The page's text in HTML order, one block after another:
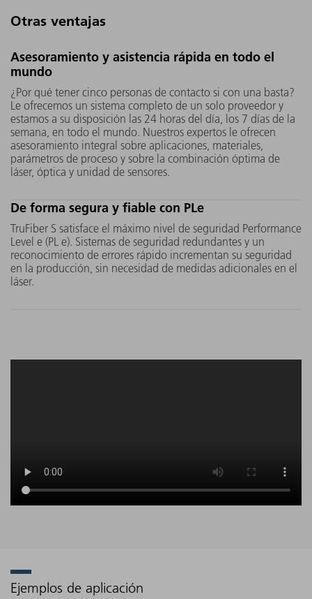
TruFiber P se ajusta a cada
aplicación concreta. Gracias a la
selección entre variantes
monomodo o multimodo,
diámetros y longitudes de fibra
adecuados, así como ópticas y
sensores apropiados, podrá
configurar el pack de solución
tareas de mecanizado.
La
cable de
permite
Otras ventajas
Asesoramiento y asistencia rápida en todo el
mundo
¿Por qué tener cinco personas de contacto si con una basta?
Le ofrecemos un sistema completo de un solo proveedor y
estamos a su disposición las 24 horas del día, los 7 días de la
semana, en todo el mundo. Nuestros expertos le ofrecen
asesoramiento integral sobre aplicaciones, materiales,
parámetros de proceso y sobre la combinación óptima de
láser, óptica y unidad de sensores.
De forma segura y fiable con PLe
TruFiber S satisface el máximo nivel de seguridad Performance
Level e (PL e). Sistemas de seguridad redundantes y un
reconocimiento de errores rápido incrementan su seguridad
en la producción, sin necesidad de medidas adicionales en el
láser.
Ejemplos de aplicación